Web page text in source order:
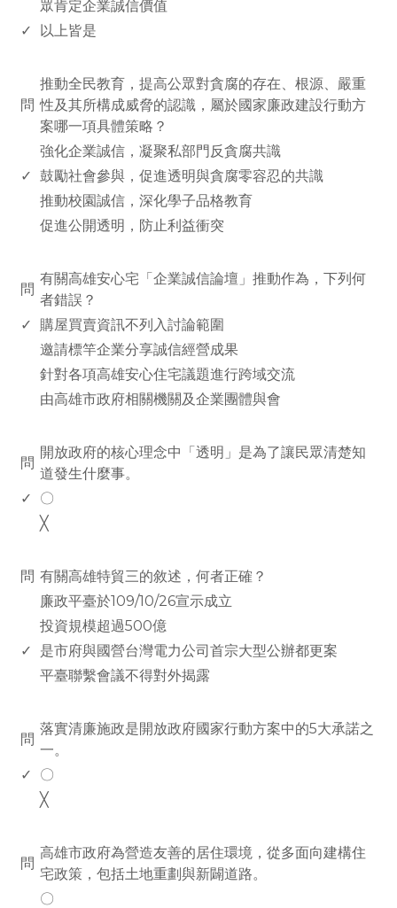
眾肯定企業誠信價值
✓
以上皆是
問
推動全民教育，提高公眾對貪腐的存在、根源、嚴重
性及其所構成威脅的認識，屬於國家廉政建設行動方
案哪一項具體策略？
強化企業誠信，凝聚私部門反貪腐共識
✓ 鼓勵社會參與，促進透明與貪腐零容忍的共識
推動校園誠信，深化學子品格教育
促進公開透明，防止利益衝突
問
有關高雄安心宅「企業誠信論壇」推動作為，下列何
者錯誤？
✓
購屋買賣資訊不列入討論範圍
邀請標竿企業分享誠信經營成果
針對各項高雄安心住宅議題進行跨域交流
由高雄市政府相關機關及企業團體與會
問
開放政府的核心理念中「透明」是為了讓民眾清楚知
道發生什麼事。
✓
〇
╳
問 有關高雄特貿三的敘述，何者正確？
廉政平臺於109/10/26宣示成立
投資規模超過500億
✓
是市府與國營台灣電力公司首宗大型公辦都更案
平臺聯繫會議不得對外揭露
問
落實清廉施政是開放政府國家行動方案中的5大承諾之
一。
✓
〇
╳
問
高雄市政府為營造友善的居住環境，從多面向建構住
宅政策，包括土地重劃與新闢道路。
〇